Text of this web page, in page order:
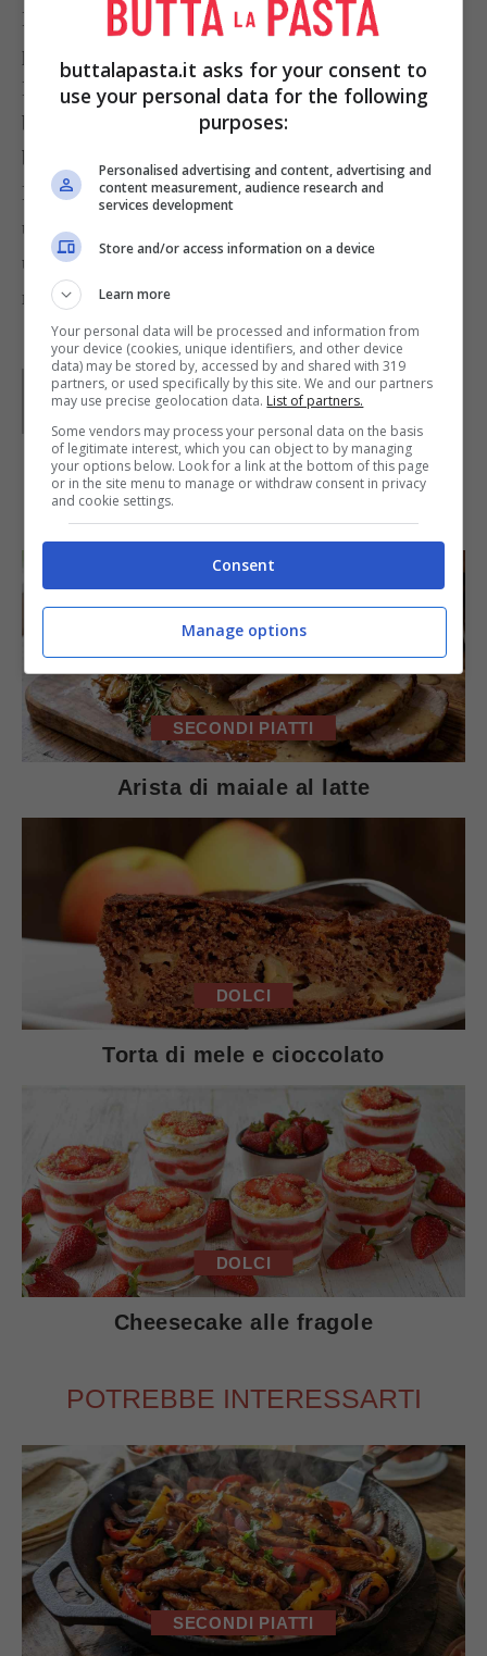
Intanto tritate nel mixer il pane con l’aglio e il
prezzemolo.
In uno terrina imburrata formate uno strato di
bietoline, uno di
pancarrètritato, poi uno di
besciamella e uno di prosiutto cotto.
Ripetete la sequenza degli strati, terminando con
uno di briciole di pane aromatizzate. Irrorate con
un filo di olio e mettete in forno a 200° per venti
minuti.
Parole di Paoletta
Paoletta è stata collaboratrice di Buttalapasta dal 2008
primi ai contorni, dai secondi ai dolci.
IN PRIMO PIANO
SECONDI PIATTI
Arista di maiale al latte
DOLCI
Torta di mele e cioccolato
DOLCI
Cheesecake alle fragole
POTREBBE INTERESSARTI
SECONDI PIATTI
buttalapasta.it asks for your consent to
use your personal data for the following
purposes:
Personalised advertising and content, advertising and
content measurement, audience research and
services development
Store and/or access information on a device
Learn more
Your personal data will be processed and information from
your device (cookies, unique identifiers, and other device
data) may be stored by, accessed by and shared with 319
partners, or used specifically by this site. We and our partners
may use precise geolocation data. List of partners.
Some vendors may process your personal data on the basis
of legitimate interest, which you can object to by managing
your options below. Look for a link at the bottom of this page
or in the site menu to manage or withdraw consent in privacy
and cookie settings.
Consent
Manage options